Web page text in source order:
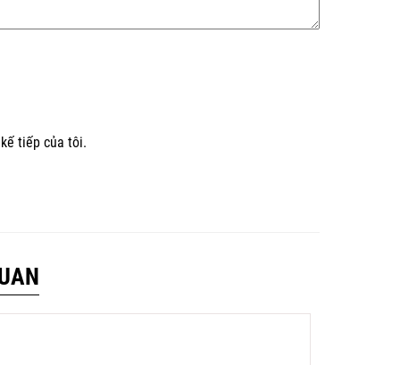
tiếp của tôi.